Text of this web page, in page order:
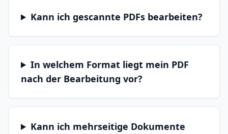
Kann ich gescannte PDFs bearbeiten?
In welchem Format liegt mein PDF
nach der Bearbeitung vor?
Kann ich mehrseitige Dokumente